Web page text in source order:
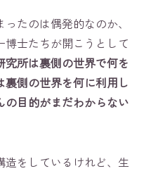
たのは偶発的なのか、
士たちが開こうとして
究所は裏側の世界で何を
裏側の世界を何に利用し
の目的がまだわからない
をしているけれど、生